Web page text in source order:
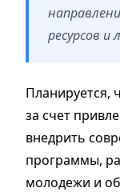
ресурсов и
Планируется,
за счет
внедрить
программы,
молодежи и